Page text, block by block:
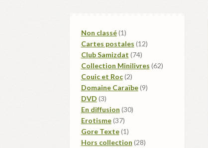
Non classé 11
produit
Cartes postales 1212
Club Samizdat 7474
produits
Collection Minilivres 6262
Couic et Roc 22
produits
Domaine Caraïbe 99
DVD 33
produits
En diffusion 3030
Erotisme 3737
produits
Gore Texte 11
produit
Hors collection 2828